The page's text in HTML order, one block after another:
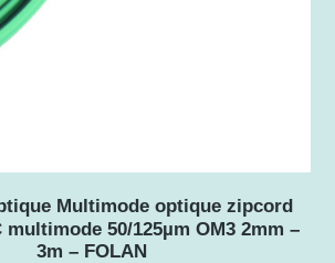
Multimode optique zipcord
multimode 50/125µm OM3 2mm –
3m – FOLAN